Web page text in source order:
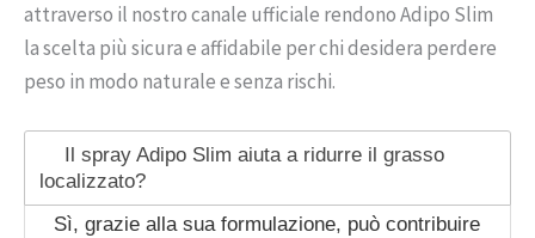
attraverso il nostro canale ufficiale rendono Adipo Slim
la scelta più sicura e affidabile per chi desidera perdere
peso in modo naturale e senza rischi.
Il spray Adipo Slim aiuta a ridurre il grasso
localizzato?
Sì, grazie alla sua formulazione, può contribuire